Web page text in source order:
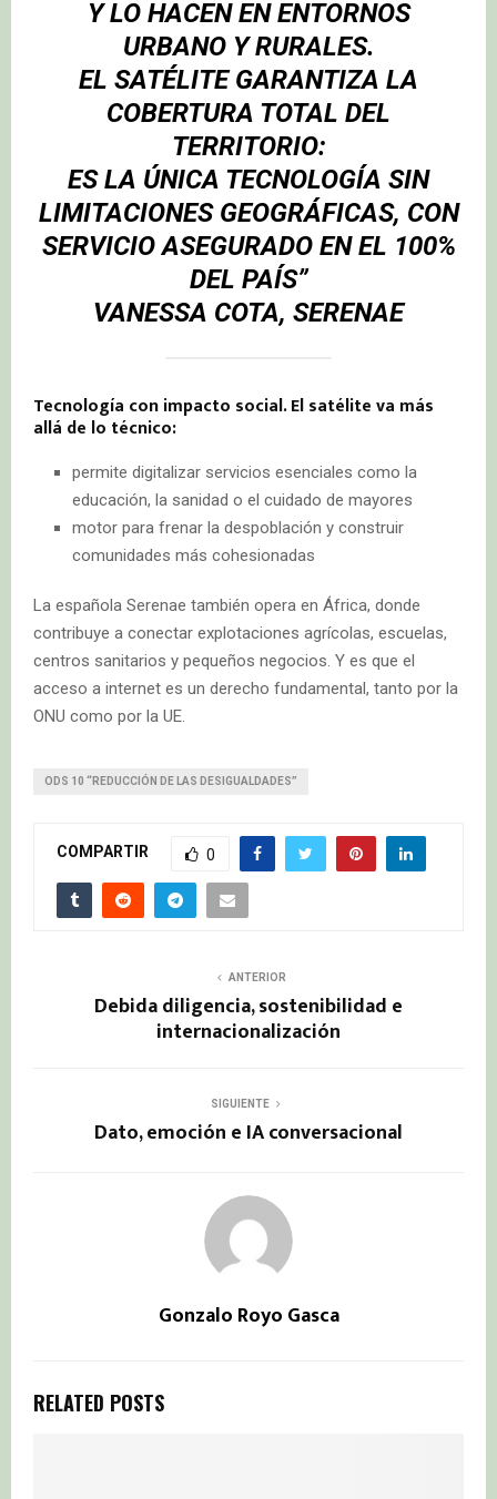
Y LO HACEN EN ENTORNOS
URBANO Y RURALES.
EL SATÉLITE GARANTIZA LA
COBERTURA TOTAL DEL
TERRITORIO:
ES LA ÚNICA TECNOLOGÍA SIN
LIMITACIONES GEOGRÁFICAS, CON
SERVICIO ASEGURADO EN EL 100%
DEL PAÍS”
VANESSA COTA, SERENAE
Tecnología con impacto social. El satélite va más
allá de lo técnico:
permite digitalizar servicios esenciales como la
educación, la sanidad o el cuidado de mayores
motor para frenar la despoblación y construir
comunidades más cohesionadas
La española Serenae también opera en África, donde
contribuye a conectar explotaciones agrícolas, escuelas,
centros sanitarios y pequeños negocios. Y es que el
acceso a internet es un derecho fundamental, tanto por la
ONU como por la UE.
ODS 10 “REDUCCIÓN DE LAS DESIGUALDADES”
COMPARTIR 0
ANTERIOR
Debida diligencia, sostenibilidad e
internacionalización
SIGUIENTE
Dato, emoción e IA conversacional
Gonzalo Royo Gasca
RELATED POSTS